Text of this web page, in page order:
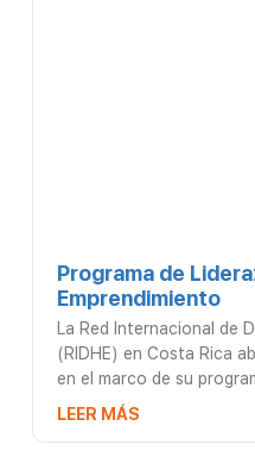
Programa de
Emprendimiento
La Red Internacional de
(RIDHE) en Costa Rica
en el marco de su
LEER MÁS